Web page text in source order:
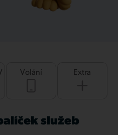
Volání Extra
služeb